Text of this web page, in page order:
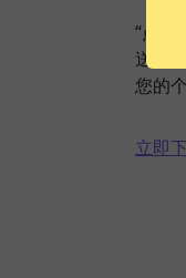
“点击
送私
您的
立即